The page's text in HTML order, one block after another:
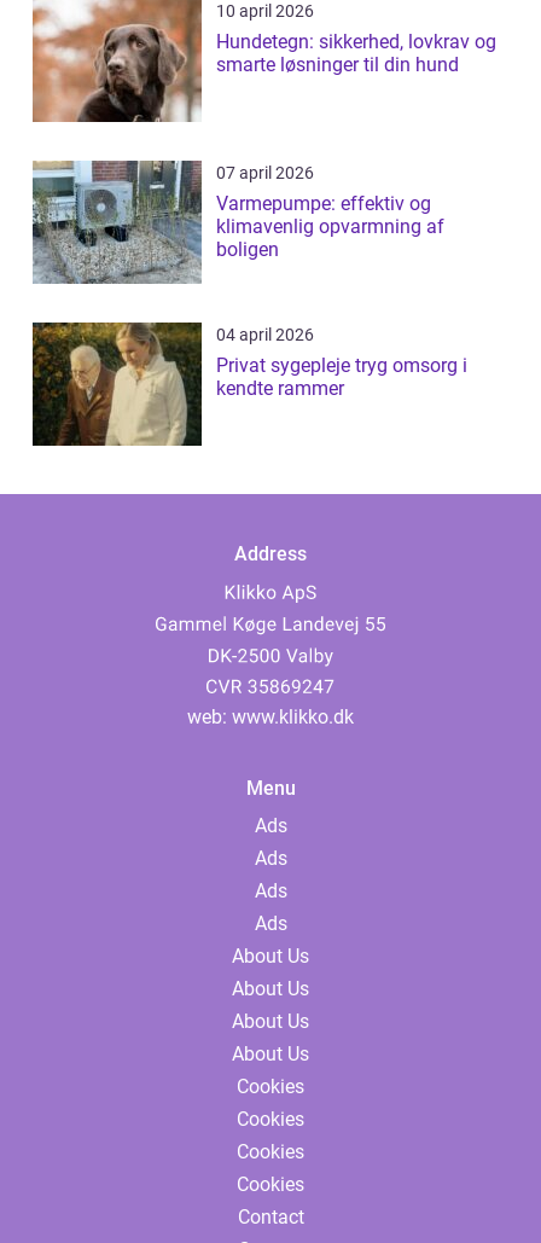
10 april 2026
Hundetegn: sikkerhed, lovkrav og
smarte løsninger til din hund
07 april 2026
Varmepumpe: effektiv og
klimavenlig opvarmning af
boligen
04 april 2026
Privat sygepleje tryg omsorg i
kendte rammer
Address
web: www.klikko.dk
Menu
Ads
Ads
Ads
Ads
About Us
About Us
About Us
About Us
Cookies
Cookies
Cookies
Cookies
Contact